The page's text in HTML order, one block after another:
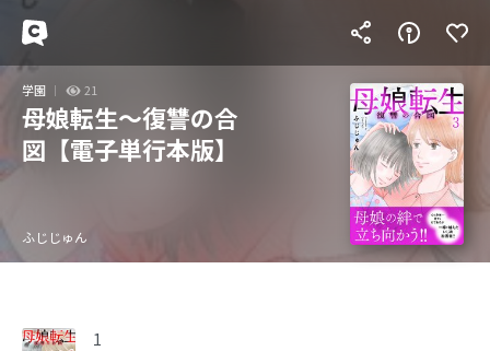
学園 21
母娘転生～復讐の合
図【電子単行本版】
ふじじゅん
1